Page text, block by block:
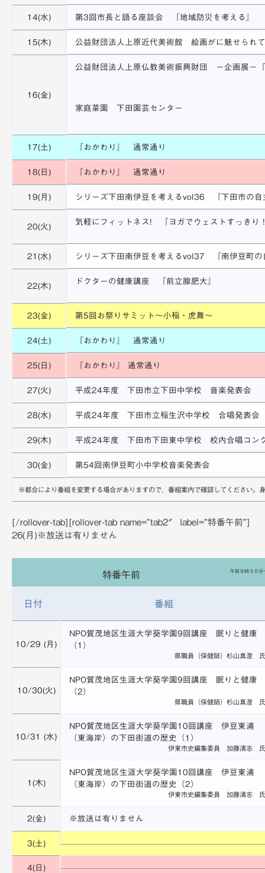
14(水) 第3回市長と語る座談会 『地域防災を考える』
15(木) 公益財団法人上原近代美術館 絵画がに魅せられ
16(金)
公益財団法人上原仏教美術振興財団 －企画展－
家庭菜園 下田園芸センター
17(土) 『おかわり』 通常通り
18(日) 『おかわり』 通常通り
19(月) シリーズ下田南伊豆を考えるvol36 『下田市の自
20(火)
気軽にフィットネス! 『ヨガでウェストすっきり
21(水) シリーズ下田南伊豆を考えるvol37 『南伊豆町の
22(木)
ドクターの健康講座 『前立腺肥大』
23(金) 第5回お祭りサミット〜小稲・虎舞〜
24(土) 『おかわり』 通常通り
25(日) 『おかわり』 通常通り
27(火) 平成24年度 下田市立下田中学校 音楽発表会
28(水) 平成24年度 下田市立稲生沢中学校 合唱発表会
29(木) 平成24年度 下田市下田東中学校 校内合唱コン
30(金) 第54回南伊豆町小中学校音楽発表会
※都合により番組を変更する場合がありますので、番組案内で確認してください
[/rollover-tab][rollover-tab name=”tab2″ label=”特番午前”]
26(月)※放送は有りません
特番午前 午前９時３０分
日付 番組
10/29 (月)
NPO賀茂地区生涯大学葵学園9回講座 眠りと健康
（1）
県職員（保健師）杉山真澄 氏
10/30(火)
NPO賀茂地区生涯大学葵学園9回講座 眠りと健康
（2）
県職員（保健師）杉山真澄 氏
10/31 (水)
NPO賀茂地区生涯大学葵学園10回講座 伊豆東浦
（東海岸）の下田街道の歴史（1）
伊東市史編集委員 加藤清志 氏
1(木)
NPO賀茂地区生涯大学葵学園10回講座 伊豆東浦
（東海岸）の下田街道の歴史（2）
伊東市史編集委員 加藤清志 氏
2(金) ※放送は有りません
3(土)
4(日)